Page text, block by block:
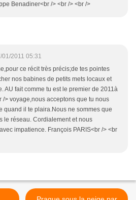
Benadiner<br /> <br /> <br />
01/2011 05:31
ce récit très précis;de tes pointes
nos babines de petits mets locaux et
AU fait comme tu est le premier de 2011à
/> voyage,nous acceptons que tu nous
quand il te plaira.Nous ne sommes que
le réseau. Cordialement et nous
impatience. François PARIS<br /> <br